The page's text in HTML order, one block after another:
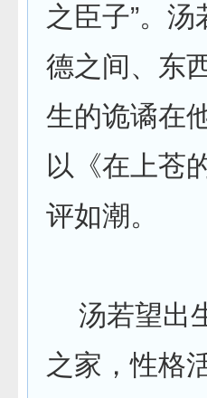
之臣子”。
德之间、东
生的诡谲在
以《在上苍
评如潮。
汤若望出
之家，性格